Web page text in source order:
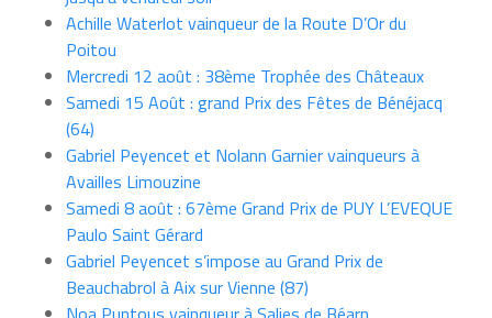
Achille Waterlot vainqueur de la Route D’Or du
Poitou
Mercredi 12 août : 38ème Trophée des Châteaux
Samedi 15 Août : grand Prix des Fêtes de Bénéjacq
(64)
Gabriel Peyencet et Nolann Garnier vainqueurs à
Availles Limouzine
Samedi 8 août : 67ème Grand Prix de PUY L’EVEQUE
Paulo Saint Gérard
Gabriel Peyencet s’impose au Grand Prix de
Beauchabrol à Aix sur Vienne (87)